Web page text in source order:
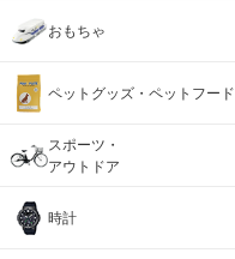
おもちゃ
ペットグッズ・ペットフード
スポーツ・
アウトドア
時計